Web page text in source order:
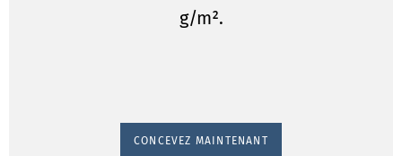
g/m².
CONCEVEZ MAINTENANT